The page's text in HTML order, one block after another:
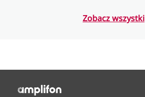
Zobacz wszystki